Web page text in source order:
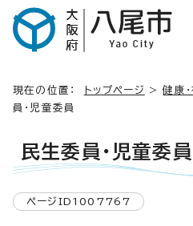
現在の位置： トップページ >健康
員・児童委員
民生委員・児童委員
ページID1007767